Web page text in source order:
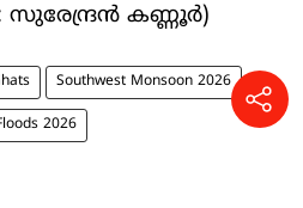
സുരേന്ദ്രൻ കണ്ണൂർ)
Southwest Monsoon 2026
2026